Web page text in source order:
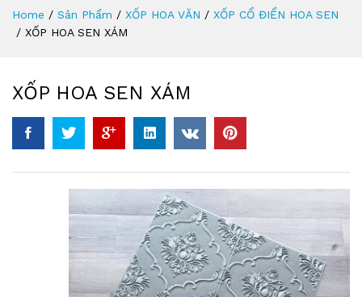
Home / Sản Phẩm / XỐP HOA VĂN / XỐP CỔ ĐIỂN HOA SEN
/ XỐP HOA SEN XÁM
XỐP HOA SEN XÁM